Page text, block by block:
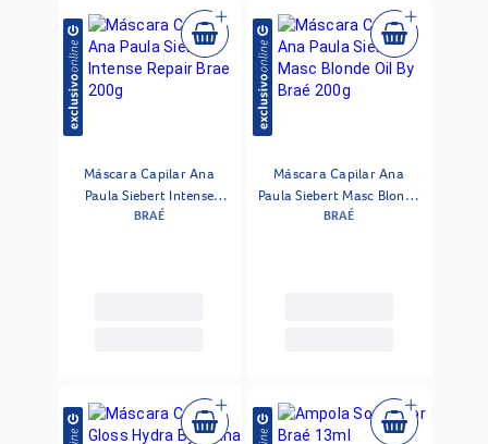
Máscara Capilar Ana
Paula Siebert Intense
Repair Brae 200g
BRAÉ
Máscara Capilar Ana
Paula Siebert Masc Blonde
Oil By Braé 200g
BRAÉ